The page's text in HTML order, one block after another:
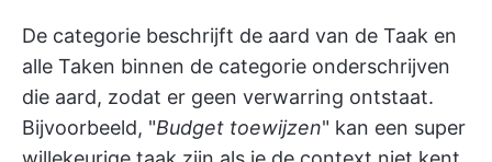
De categorie beschrijft de aard van de Taak en
alle Taken binnen de categorie onderschrijven
die aard, zodat er geen verwarring ontstaat.
Bijvoorbeeld, "Budget toewijzen" kan een super